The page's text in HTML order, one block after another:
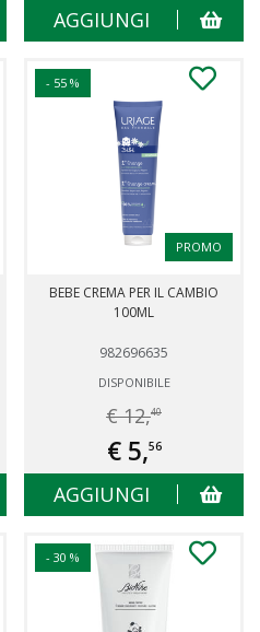
AGGIUNGI
- 55 %
PROMO
BEBE CREMA PER IL CAMBIO
100ML
982696635
DISPONIBILE
€ 12,40
€ 5,56
AGGIUNGI
- 30 %